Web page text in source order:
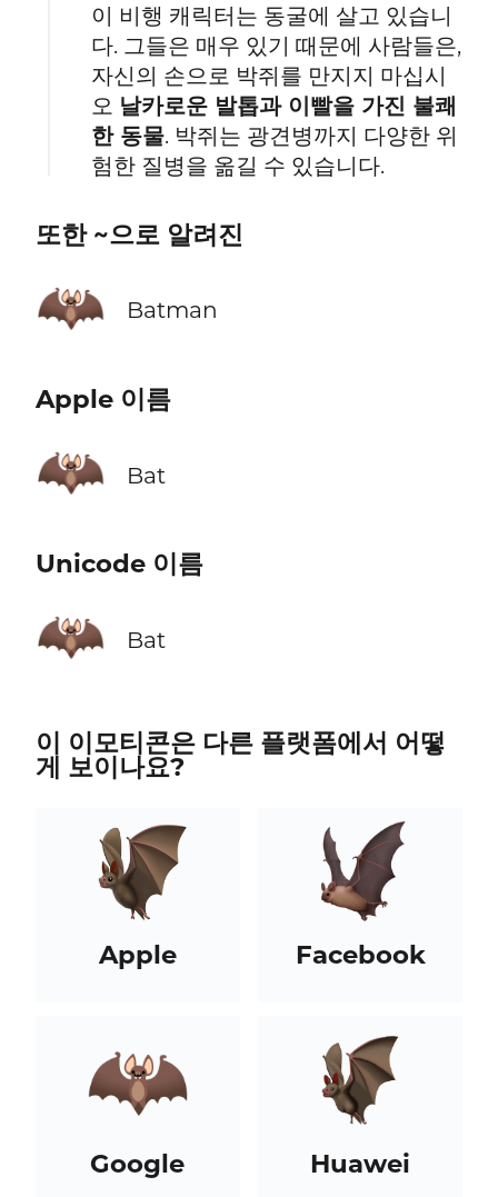
이 비행 캐릭터는 동굴에 살고 있습니
다. 그들은 매우 있기 때문에 사람들은,
자신의 손으로 박쥐를 만지지 마십시
오 날카로운 발톱과 이빨을 가진 불쾌
한 동물. 박쥐는 광견병까지 다양한 위
험한 질병을 옮길 수 있습니다.
또한 ~으로 알려진
🦇 Batman
Apple 이름
🦇 Bat
Unicode 이름
🦇 Bat
이 이모티콘은 다른 플랫폼에서 어떻
게 보이나요?
Apple Facebook
Google Huawei